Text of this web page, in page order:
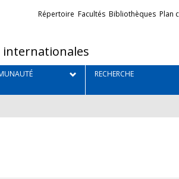
internationales
Liens
Répertoire Facultés Bibliothèques Plan
RECHERCHE